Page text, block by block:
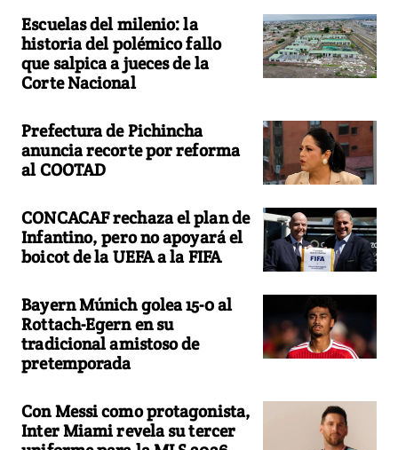
Escuelas del milenio: la
historia del polémico fallo
que salpica a jueces de la
Corte Nacional
Prefectura de Pichincha
anuncia recorte por reforma
al COOTAD
CONCACAF rechaza el plan de
Infantino, pero no apoyará el
boicot de la UEFA a la FIFA
Bayern Múnich golea 15-0 al
Rottach-Egern en su
tradicional amistoso de
pretemporada
Con Messi como protagonista,
Inter Miami revela su tercer